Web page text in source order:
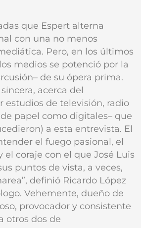
que Espert alterna
con una no menos
Pero, en los últimos
medios se potenció por la
de su ópera prima.
acerca del
estudios de televisión, radio
papel como digitales– que
a esta entrevista. El
el fuego pasional, el
el coraje con el que José Luis
puntos de vista, a veces,
definió Ricardo López
Vehemente, dueño de
provocador y consistente
otros dos de